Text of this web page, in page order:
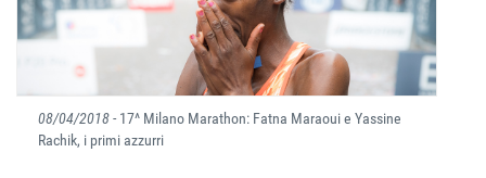
08/04/2018- 17^ Milano Marathon: Fatna Maraoui e Yassine
Rachik, i primi azzurri